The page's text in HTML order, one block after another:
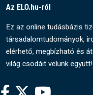
Az ELO.hu-ról
Ez az online tudásbázis
társadalomtudományok,
elérhető, megbízható és
világ csodáit velünk együtt!